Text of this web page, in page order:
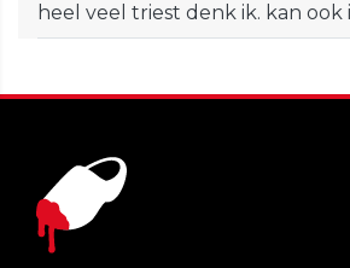
heel veel triest denk ik. kan ook